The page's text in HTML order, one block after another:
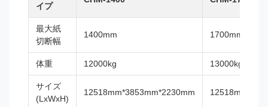
イプ
最大紙
切断幅
1400mm 1700mm
体重 12000kg 13000kg
サイズ
(LxWxH)
12518mm*3853mm*2230mm